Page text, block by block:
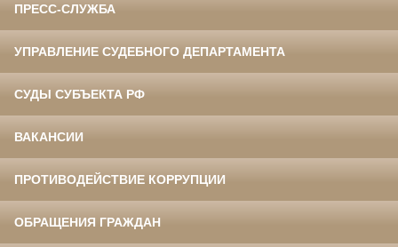
ПРЕСС-СЛУЖБА
УПРАВЛЕНИЕ СУДЕБНОГО ДЕПАРТАМЕНТА
СУДЫ СУБЪЕКТА РФ
ВАКАНСИИ
ПРОТИВОДЕЙСТВИЕ КОРРУПЦИИ
ОБРАЩЕНИЯ ГРАЖДАН